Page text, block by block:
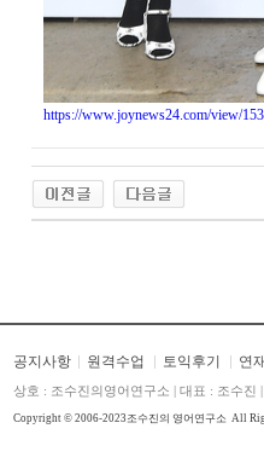
https://www.joynews24.com/view/
공지사항 원격수업 토익후기 연
상호 : 조수진의영어연구소 | 대표 : 조수진
Copyright © 2006-2023 조수진의 영어연구소 All